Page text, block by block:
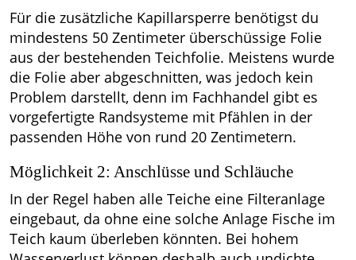
Für die zusätzliche Kapillarsperre benötigst du
mindestens 50 Zentimeter überschüssige Folie
aus der bestehenden Teichfolie. Meistens wurde
die Folie aber abgeschnitten, was jedoch kein
Problem darstellt, denn im Fachhandel gibt es
vorgefertigte Randsysteme mit Pfählen in der
passenden Höhe von rund 20 Zentimetern.
Möglichkeit 2: Anschlüsse und Schläuche
In der Regel haben alle Teiche eine Filteranlage
eingebaut, da ohne eine solche Anlage Fische im
Teich kaum überleben könnten. Bei hohem